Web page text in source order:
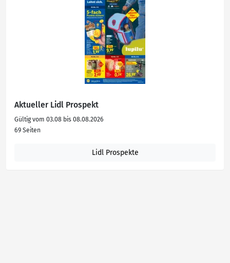
Aktueller Lidl Prospekt
Gültig vom 03.08 bis 08.08.2026
69 Seiten
Lidl Prospekte